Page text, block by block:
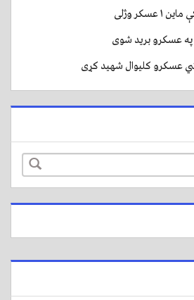
وژلی
په عسکرو بريد شوی
عسکرو کليوال شهيد کړی